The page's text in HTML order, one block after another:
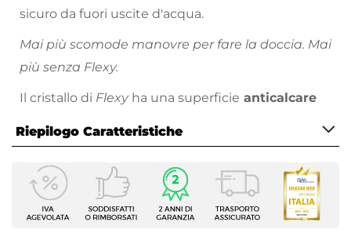
sicuro da fuori uscite d'acqua.
Mai più scomode manovre per fare la doccia. Mai
più senza Flexy.
Il cristallo di Flexy ha una superficie anticalcare
Riepilogo Caratteristiche
Caratteristiche
Serie
Flexy